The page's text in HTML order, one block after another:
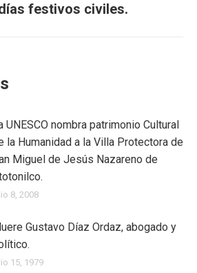
festivos civiles.
UNESCO nombra patrimonio Cultural
la Humanidad a la Villa Protectora de
Miguel de Jesús Nazareno de
8, 2008
Gustavo Díaz Ordaz, abogado y
15, 1979